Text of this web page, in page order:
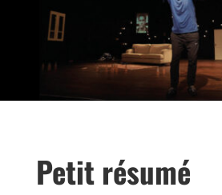
Petit résumé